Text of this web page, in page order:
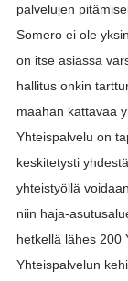
palvelujen
Somero ei ole
on itse asiassa
hallitus onkin
maahan kattavaa
Yhteispalvelu on
keskitetysti
yhteistyöllä
niin haja-
hetkellä lähes 200
Yhteispalvelun